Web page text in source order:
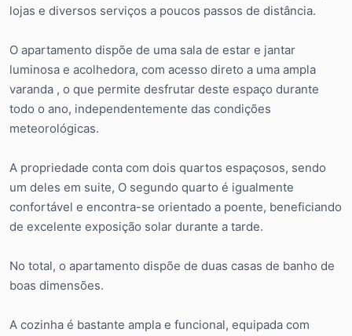
lojas e diversos serviços a poucos passos de distância.
O apartamento dispõe de uma sala de estar e jantar
luminosa e acolhedora, com acesso direto a uma ampla
varanda , o que permite desfrutar deste espaço durante
todo o ano, independentemente das condições
meteorológicas.
A propriedade conta com dois quartos espaçosos, sendo
um deles em suite, O segundo quarto é igualmente
confortável e encontra-se orientado a poente, beneficiando
de excelente exposição solar durante a tarde.
No total, o apartamento dispõe de duas casas de banho de
boas dimensões.
A cozinha é bastante ampla e funcional, equipada com